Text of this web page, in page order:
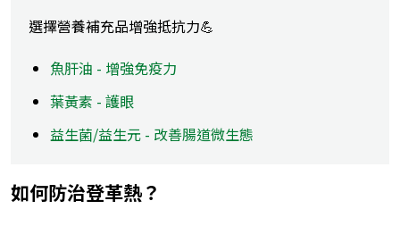
選擇營養補充品增強抵抗力💪
魚肝油 - 增強免疫力
葉黃素 - 護眼
益生菌/益生元 - 改善腸道微生態
如何防治登革熱？